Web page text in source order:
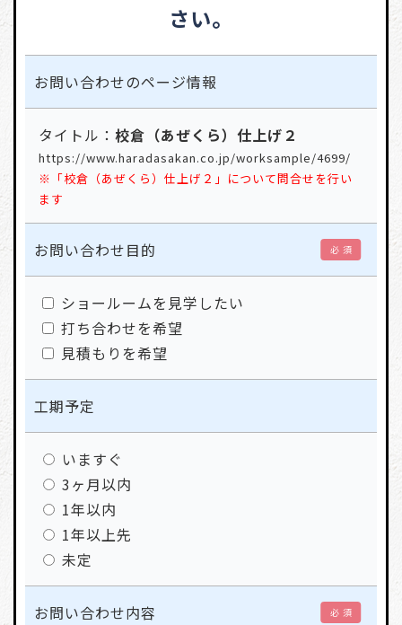
さい。
お問い合わせのページ情報
タイトル： 校倉（あぜくら）仕上げ２
https://www.haradasakan.co.jp/worksample/4699/
※「校倉（あぜくら）仕上げ２」について問合せを行い
ます
お問い合わせ目的 必 須
ショールームを見学したい
打ち合わせを希望
見積もりを希望
工期予定
いますぐ
3ヶ月以内
1年以内
1年以上先
未定
お問い合わせ内容 必 須